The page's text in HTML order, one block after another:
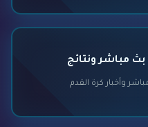
وأخبار كرة القدم